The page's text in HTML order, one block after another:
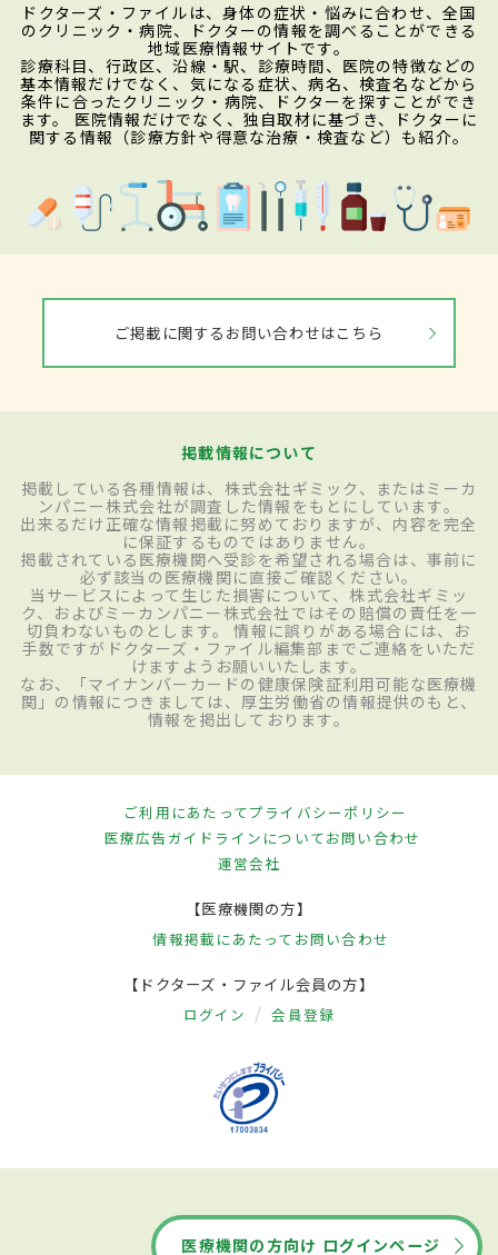
ドクターズ・ファイルは、身体の症状・悩みに合わせ、全国
のクリニック・病院、ドクターの情報を調べることができる
地域医療情報サイトです。
診療科目、行政区、沿線・駅、診療時間、医院の特徴などの
基本情報だけでなく、気になる症状、病名、検査名などから
条件に合ったクリニック・病院、ドクターを探すことができ
ます。 医院情報だけでなく、独自取材に基づき、ドクターに
関する情報（診療方針や得意な治療・検査など）も紹介。
ご掲載に関するお問い合わせはこちら
掲載情報について
掲載している各種情報は、株式会社ギミック、またはミーカ
ンパニー株式会社が調査した情報をもとにしています。
出来るだけ正確な情報掲載に努めておりますが、内容を完全
に保証するものではありません。
掲載されている医療機関へ受診を希望される場合は、事前に
必ず該当の医療機関に直接ご確認ください。
当サービスによって生じた損害について、株式会社ギミッ
ク、およびミーカンパニー株式会社ではその賠償の責任を一
切負わないものとします。 情報に誤りがある場合には、お
手数ですがドクターズ・ファイル編集部までご連絡をいただ
けますようお願いいたします。
なお、「マイナンバーカードの健康保険証利用可能な医療機
関」の情報につきましては、厚生労働省の情報提供のもと、
情報を掲出しております。
ご利用にあたってプライバシーポリシー
医療広告ガイドラインについてお問い合わせ
運営会社
【医療機関の方】
情報掲載にあたって お問い合わせ
【ドクターズ・ファイル会員の方】
ログイン 会員登録
医療機関の方向け ログインページ